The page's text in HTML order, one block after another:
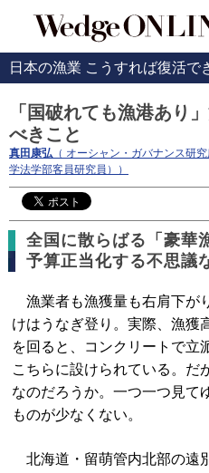
日本の漁業 こうすれば復活で
「国破れても漁港あり
べきこと
真田康弘 （ オーシャン・ガバナンス研
学法学部客員研究員））
全国に散らばる「豪華
予算正当化する不思議
漁業者も漁獲量も右肩下が
けはうなぎ登り。実際、漁獲
を回ると、コンクリートで立
こちらに設けられている。だ
なのだろうか。一つ一つ見て
ものが少なくない。
北海道・留萌管内北部の遠